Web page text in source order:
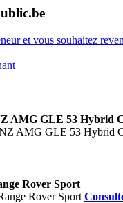
AMG GLE 53 Hybrid
Rover Sport